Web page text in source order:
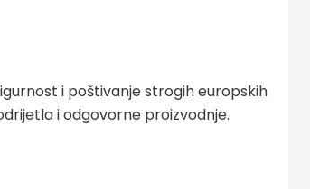
i poštivanje strogih europskih
i odgovorne proizvodnje.